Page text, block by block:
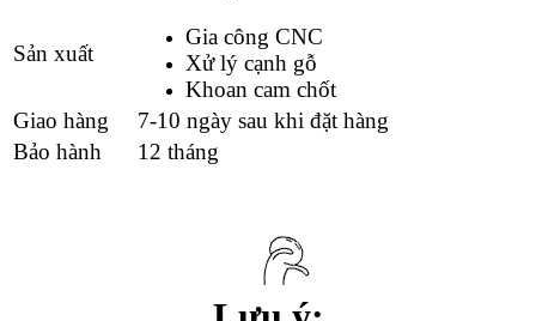
Sản xuất
Gia công CNC
Xử lý cạnh gỗ
Khoan cam chốt
Giao hàng
7-10 ngày sau khi đặt hàng
Bảo hành
12 tháng